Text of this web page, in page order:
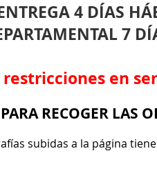
4 DÍAS
7
en
RECOGER LAS
subidas a la página